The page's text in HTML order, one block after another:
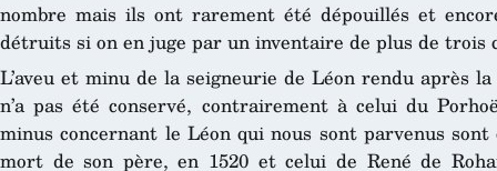
nombre mais ils ont rarement été dépouillés et
détruits si on en juge par un inventaire de plus de trois
L’aveu et minu de la seigneurie de Léon rendu après
n’a pas été conservé, contrairement à celui du
minus concernant le Léon qui nous sont parvenus
mort de son père, en 1520 et celui de René de